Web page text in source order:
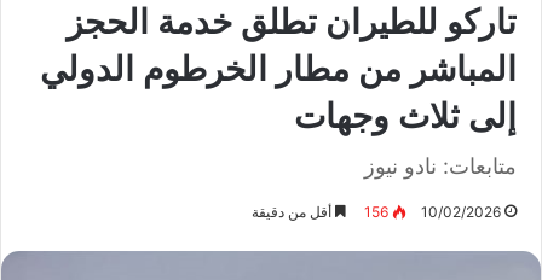
تاركو للطيران تطلق خدمة الحجز
المباشر من مطار الخرطوم الدولي
إلى ثلاث وجهات
متابعات: نادو نيوز
10/02/2026
156 أقل من دقيقة